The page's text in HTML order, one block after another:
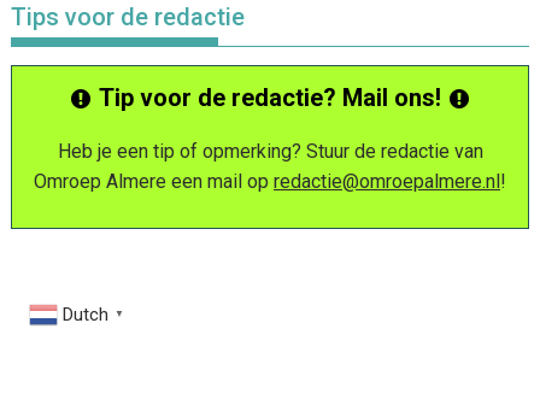
Tips voor de redactie
Tip voor de redactie? Mail ons!
Heb je een tip of opmerking? Stuur de redactie van
Omroep Almere een mail op redactie@omroepalmere.nl!
Dutch ▼